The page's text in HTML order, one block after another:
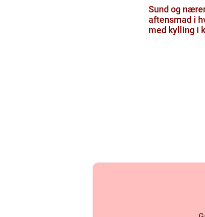
Sund og
aftensmad i
med kylling i